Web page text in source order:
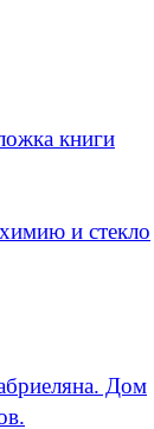
книги
и стекло
Дом